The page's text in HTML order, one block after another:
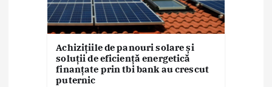
Achizițiile de panouri solare și
soluții de eficiență energetică
finanțate prin tbi bank au crescut
puternic